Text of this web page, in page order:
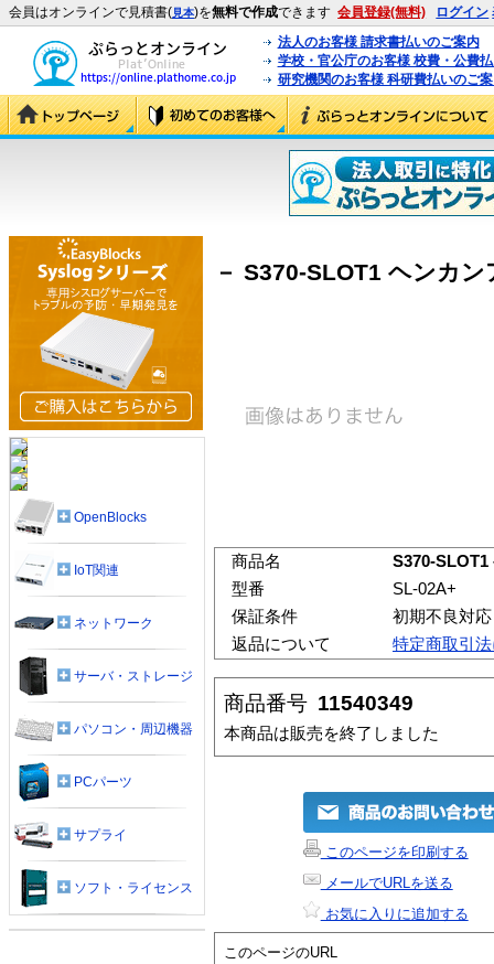
会員はオンラインで見積書(見本)を無料で作成できます 会員登録(無料) ログイン
法人のお客様 請求書払いのご案内
学校・官公庁のお客様 校費・公費
研究機関のお客様 科研費払いのご
－ S370-SLOT1 ヘンカ
商品名
S370-SLOT1
型番
SL-02A+
保証条件
初期不良対
返品について
特定商取引
商品番号 11540349
本商品は販売を終了しました
このページを印刷する
メールでURLを送る
お気に入りに追加する
このページのURL
OpenBlocks
IoT関連
ネットワーク
サーバ・ストレージ
パソコン・周辺機器
PCパーツ
サプライ
ソフト・ライセンス